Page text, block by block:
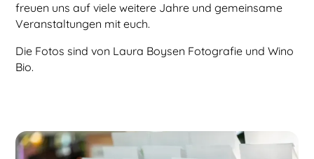
freuen uns auf viele weitere Jahre und gemeinsame
Veranstaltungen mit euch.
Die Fotos sind von Laura Boysen Fotografie und Wino
Bio.